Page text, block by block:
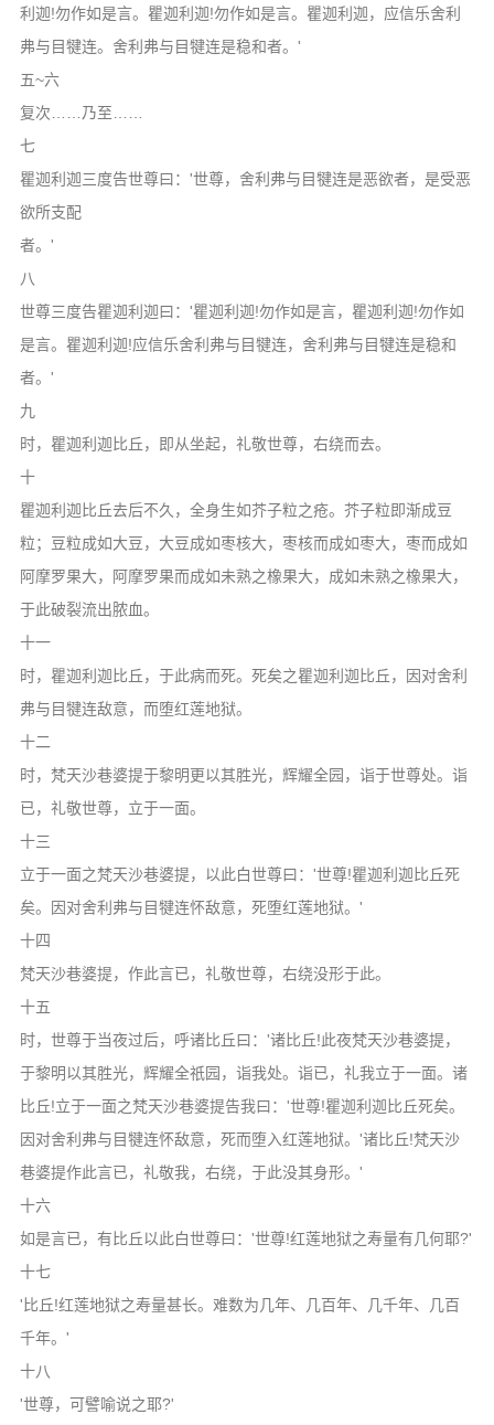
利迦!勿作如是言。瞿迦利迦!勿作如是言。瞿迦利迦，应信乐舍利
弗与目犍连。舍利弗与目犍连是稳和者。'
五~六
复次……乃至……
七
瞿迦利迦三度告世尊曰：'世尊，舍利弗与目犍连是恶欲者，是受恶
欲所支配
者。'
八
世尊三度告瞿迦利迦曰：'瞿迦利迦!勿作如是言，瞿迦利迦!勿作如
是言。瞿迦利迦!应信乐舍利弗与目犍连，舍利弗与目犍连是稳和
者。'
九
时，瞿迦利迦比丘，即从坐起，礼敬世尊，右绕而去。
十
瞿迦利迦比丘去后不久，全身生如芥子粒之疮。芥子粒即渐成豆
粒；豆粒成如大豆，大豆成如枣核大，枣核而成如枣大，枣而成如
阿摩罗果大，阿摩罗果而成如未熟之橡果大，成如未熟之橡果大，
于此破裂流出脓血。
十一
时，瞿迦利迦比丘，于此病而死。死矣之瞿迦利迦比丘，因对舍利
弗与目犍连敌意，而堕红莲地狱。
十二
时，梵天沙巷婆提于黎明更以其胜光，辉耀全园，诣于世尊处。诣
已，礼敬世尊，立于一面。
十三
立于一面之梵天沙巷婆提，以此白世尊曰：'世尊!瞿迦利迦比丘死
矣。因对舍利弗与目犍连怀敌意，死堕红莲地狱。'
十四
梵天沙巷婆提，作此言已，礼敬世尊，右绕没形于此。
十五
时，世尊于当夜过后，呼诸比丘曰：'诸比丘!此夜梵天沙巷婆提，
于黎明以其胜光，辉耀全祇园，诣我处。诣已，礼我立于一面。诸
比丘!立于一面之梵天沙巷婆提告我曰：'世尊!瞿迦利迦比丘死矣。
因对舍利弗与目犍连怀敌意，死而堕入红莲地狱。'诸比丘!梵天沙
巷婆提作此言已，礼敬我，右绕，于此没其身形。'
十六
如是言已，有比丘以此白世尊曰：'世尊!红莲地狱之寿量有几何耶?'
十七
'比丘!红莲地狱之寿量甚长。难数为几年、几百年、几千年、几百
千年。'
十八
'世尊，可譬喻说之耶?'